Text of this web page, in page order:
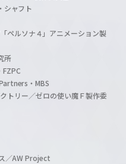
シャフト
ルソナ４」アニメーション製
所
・MBS
トリー／ゼロの使い魔Ｆ製作委
／AW Project